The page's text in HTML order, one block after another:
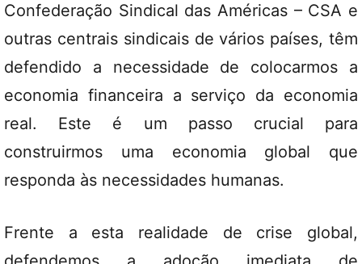
Confederação Sindical das Américas – CSA e
outras centrais sindicais de vários países, têm
defendido a necessidade de colocarmos a
economia financeira a serviço da economia
real. Este é um passo crucial para
construirmos uma economia global que
responda às necessidades humanas.
Frente a esta realidade de crise global,